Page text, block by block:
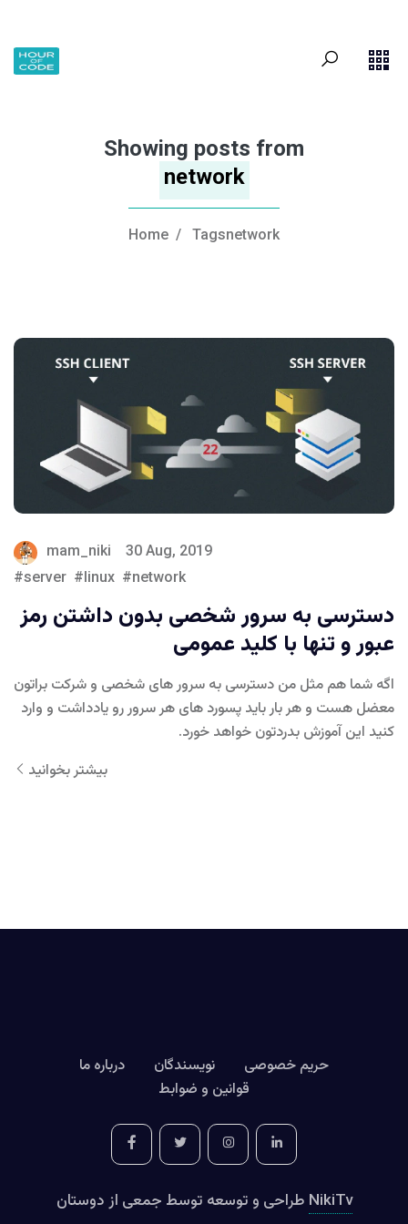
Showing posts from
network
Home / Tagsnetwork
mam_niki
30 Aug, 2019
server
linux network
دسترسی به سرور شخصی بدون داشتن رمز
عبور و تنها با کلید عمومی
اگه شما هم مثل من دسترسی به سرور های شخصی و شرکت براتون
معضل هست و هر بار باید پسورد های هر سرور رو یادداشت و وارد
کنید این آموزش بدردتون خواهد خورد.
بیشتر بخوانید
درباره ما نویسندگان
حریم خصوصی
قوانین و ضوابط
NikiTv